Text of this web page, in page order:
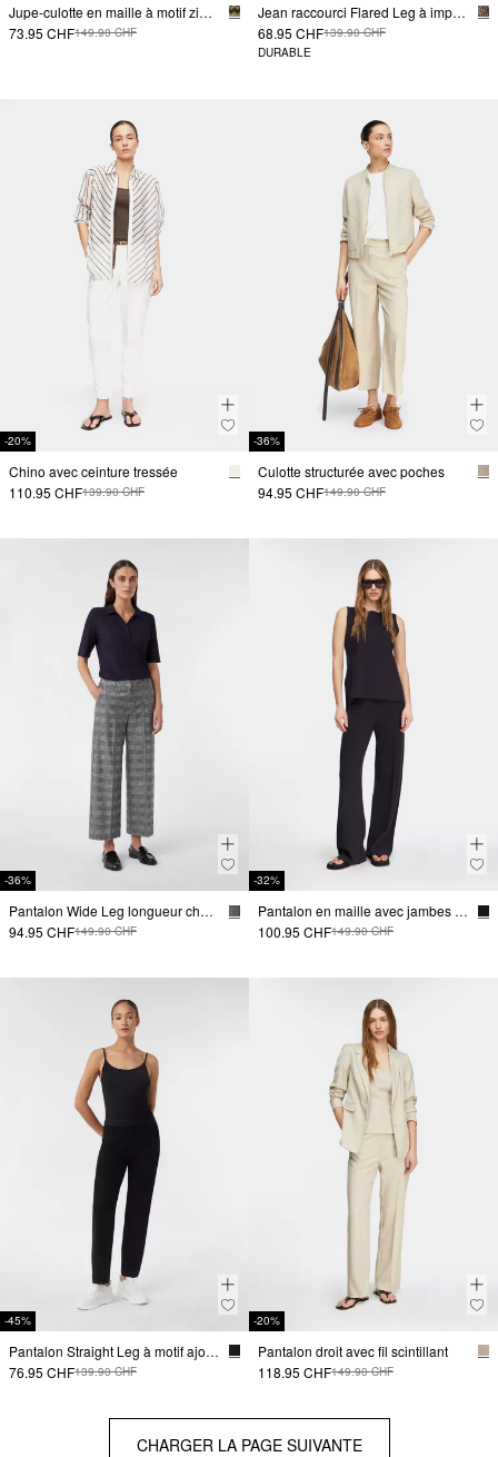
Jupe-culotte en maille à motif zigzag
73.95 CHF149.90 CHF
Jean raccourci Flared Leg à imprimé léopard
68.95 CHF139.90 CHF
DURABLE
-20%
Chino avec ceinture tressée
110.95 CHF139.90 CHF
-36%
Culotte structurée avec poches
94.95 CHF149.90 CHF
-36%
Pantalon Wide Leg longueur chevilles à carreaux
94.95 CHF149.90 CHF
-32%
Pantalon en maille avec jambes larges et nervures
100.95 CHF149.90 CHF
-45%
Pantalon Straight Leg à motif ajouré, en viscose mélangée
76.95 CHF139.90 CHF
-20%
Pantalon droit avec fil scintillant
118.95 CHF149.90 CHF
CHARGER LA PAGE SUIVANTE